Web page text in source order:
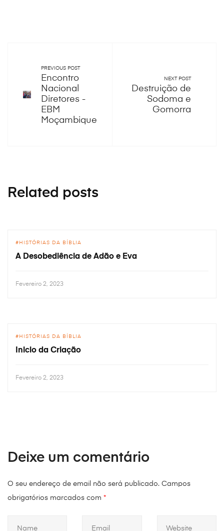
PREVIOUS POST
Encontro
Nacional
Diretores -
EBM
Moçambique
NEXT POST
Destruição de
Sodoma e
Gomorra
Related posts
HISTÓRIAS DA BÍBLIA
A Desobediência de Adão e Eva
Fevereiro 2, 2023
HISTÓRIAS DA BÍBLIA
Inicio da Criação
Fevereiro 2, 2023
Deixe um comentário
O seu endereço de email não será publicado. Campos
obrigatórios marcados com *